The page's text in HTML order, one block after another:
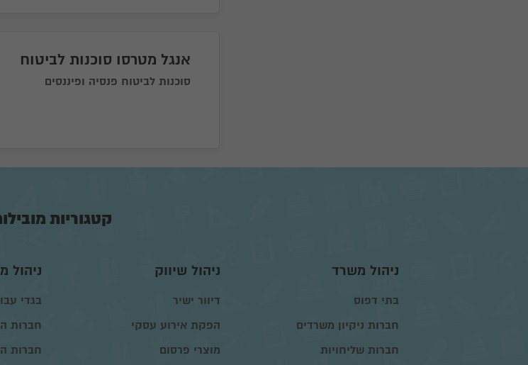
אנגל מטרסו סוכנות לביטוח
סוכנות לביטוח פנסיה ופיננסים
קטגוריות
ניהול משרד
בתי דפוס
חברות ניקיון משרדים
חברות שליחויות
ניהול שיווק
דיוור ישיר
הפקת אירוע עסקי
מוצרי פרסום
ניהול
בגדי
חברות
חברות